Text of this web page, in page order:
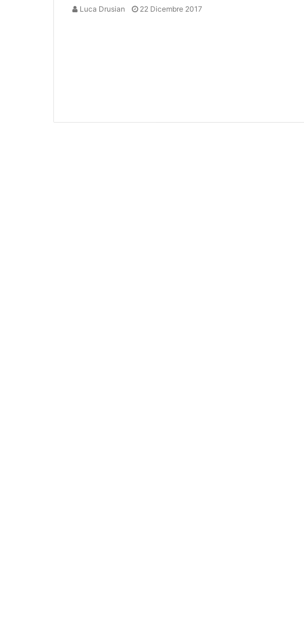
Luca Drusian 22 Dicembre 2017